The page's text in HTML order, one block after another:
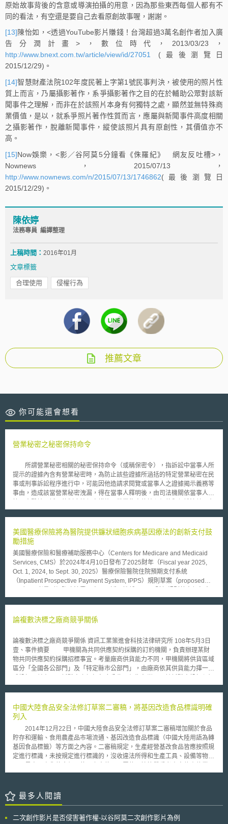
原始故事背後的含意或導演拍攝的用意，因為那些東西每個人都­有不
同的看法，有空還是要自己去看原創故事喔，謝謝。
[13]陳怡如，<透過YouTube影片賺錢！台灣超過3萬名創作者加入廣
告分潤計畫>，數位時代，2013/03/23，
http://www.bnext.com.tw/article/view/id/27051 (最後瀏覽日
2015/12/29)。
[14]智慧財產法院102年度民著上字第1號民事判決，被使用的照片性
質上而言，乃屬攝影著作，系爭攝影著作之目的在於輔助公眾對該新
聞事件之理解，而非在於該照片本身有何獨特之處，顯然並無特殊商
業價值，是以，就系爭照片著作性質而言，應屬與新聞事件高度相關
之攝影著作，脫離新聞事件，縱使該照片具有原創性，其價值亦不
高。
[15]Now娛樂，<影／谷阿莫5分鐘看《侏羅紀》 網友反吐槽>，
Nownews，2015/07/13，
http://www.nownews.com/n/2015/07/13/1746862(最後瀏覽日
2015/12/29)。
陳依婷
法務專員 編譯整理
上稿時間： 2016年01月
文章標籤
合理使用 侵權行為
推薦文章
你可能還會想看
營業秘密之秘密保持命令
所謂營業秘密相關的秘密保持命令（或稱保密令），指訴訟中當事人所
提示的證據內含有營業秘密時，為防止該些證據所涵括的特定營業秘密在民
事或刑事訴訟程序進行中，可能因他造請求閱覽或當事人之證據揭示義務等
事由，造成該當營業秘密洩漏，得在當事人釋明後，由司法機關依當事人或
於其秘密性的維持，無論為技術性或業務經營上的秘密，若因相關訊息的揭
將應實施防止秘密資訊外洩之相關措施的領域，自社會經濟活動場域擴張至
訴訟場域，避免漏洞產生。 經司法機關發秘密保持命令所生之主要效
果，包含限制該特定營業秘密僅得被使用於實施該當訴訟程序之目的，以及
禁止揭露給未接受該秘密保持命令之人。此規範一方面係為確保該訴訟之當
事人得有效行使防禦權，另一方面，則是考量到因訴訟程序進行中，關於營
業秘密保護的規範相對完善，基於實施該當訴訟為目的之使用導致洩密的可
能性較低而設。制度設計上，如我國智慧財產案件審理法第11條至15條
範，即為適例。
美國醫療保險將為醫院提供鐮狀細胞疾病基因療法的創新支付鼓
勵措施
美國醫療保險和醫療補助服務中心（Centers for Medicare and Medicaid
Services, CMS）於2024年4月10日發布了2025財年（Fiscal year 2025,
Oct. 1, 2024, to Sept. 30, 2025）醫療保險醫院住院預期支付系統
（Inpatient Prospective Payment System, IPPS）規則草案（proposed
為醫院提供治療鐮狀細胞疾病（Sickle Cell Disease, SCD）基因療法，其
從原本的65%提高到75%的創新支付措施。 NTAP方案是2001年由CMS推
須滿足以下3個標準，才有資格獲得附加支付： 1.新穎性：醫療服務或技術
必須是新的。一旦此治療已經被認為不是新技術，附加支付就會結束。 2.費
用過高：醫院在使用新技術時，可能會產生成本超出標準的住院病患支付限
額，該技術在現有醫療保險嚴重程度診斷相關群組（Medicare Severity
Diagnosis-Related Groups, MS-DRG）系統下不足以支付。 3.實質的臨床
能改善特定病人群體的臨床結果。 NTAP透過提供經濟激勵，支持醫療機構
種遺傳性疾病，對美國黑人影響嚴重，且治療選擇有限。因此該創新支付鼓
勵措施將使醫院可以獲得更多的資金來執行昂貴的SCD基因療法，進一步促
進SCD病人獲得最新的治療，且能減少SCD長期醫療照護的相關成本。 本
文同步刊載於stli生醫未來式網站（https://www.biotechlaw.org.tw）
論複數決標之廠商競爭關係
論複數決標之廠商競爭關係 資訊工業策進會科技法律研究所 108年5月3日
壹、事件摘要 甲機關為共同供應契約採購的訂約機關，負責辦理某財
物共同供應契約採購招標事宜。考量廠商供貨能力不同，甲機關將供貨區域
區分「全國各公部門」及「特定縣市公部門」，由廠商依其供貨能力擇一型
重點說明如下： 一、第一期程： 本期程先由供貨予「全國各公部門」
採最低標及複數決標，由最低價廠商得標，其餘廠商可選擇是否跟進該最低
標併列得標，惟本期程可跟進之廠商有家數限制，依廠商報價由低到高排
列，取前80%。 二、第二期程： 本期程待第一期程決標後，再由有意
願供貨予「特定縣市公部門」的廠商參與，廠商至多可選擇五個縣市供貨。
第一期程之決標品項及該品項的決標金額，為本期程的採購品項及決標金
額，故參與本期程之廠商無庸提出報價，選擇欲跟進併列得標之品項即可。
廠商如選擇參與本期程，則不得參與第一期程。本期程可跟進之廠商無家數
A廠商及B廠商均表示，兩家廠商為多年合作夥伴，B廠商因廠址遷移致人手
不足，而委請A廠商作為聯繫窗口，故記載相同的聯絡資訊。甲機關認為
A、B廠商之說明，無法澄清為同一廠商備標疑慮，爰依政府採購法(以下簡
中國大陸食品安全法修訂草案二審稿，將基因改造食品標識明確
列入
2014年12月22日，中國大陸食品安全法修訂草案二審稿增加關於食品
貯存和運輸、食用農產品市場流通、基因改造食品標識（中國大陸用語為轉
基因食品標籤）等方面之內容。二審稿規定，生產經營基改食品皆應按照規
定進行標識，未按規定進行標識的，沒收違法所得和生產工具、設備等物
直至吊銷許可證。對於基因改造標識，中國大陸已於《農業轉基因生物安全
違法行為的法律責任，採取多種手段嚴懲，並希望以法律形式將其確定。
我國食品安全衛生管理法於2014年12月10日修法中，對於基改食品標
裝，應以中文及通用符號，明顯標示下列事項…（包含基因改造食品原
最多人閱讀
二次創作影片是否侵害著作權-以谷阿莫二次創作影片為例